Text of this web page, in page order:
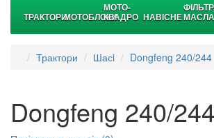
ТРАКТОРИМОТОБЛОКИ
МОТО-
КВАДРО НАВІСНЕМАСЛА
Трактори Шасi Dongfeng 240/244
Dongfeng 240/244